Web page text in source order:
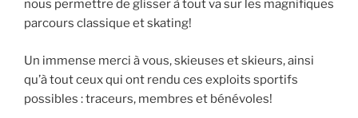
nous permettre de glisser à tout va sur les magnifiques
parcours classique et skating!
Un immense merci à vous, skieuses et skieurs, ainsi
qu’à tout ceux qui ont rendu ces exploits sportifs
possibles : traceurs, membres et bénévoles!